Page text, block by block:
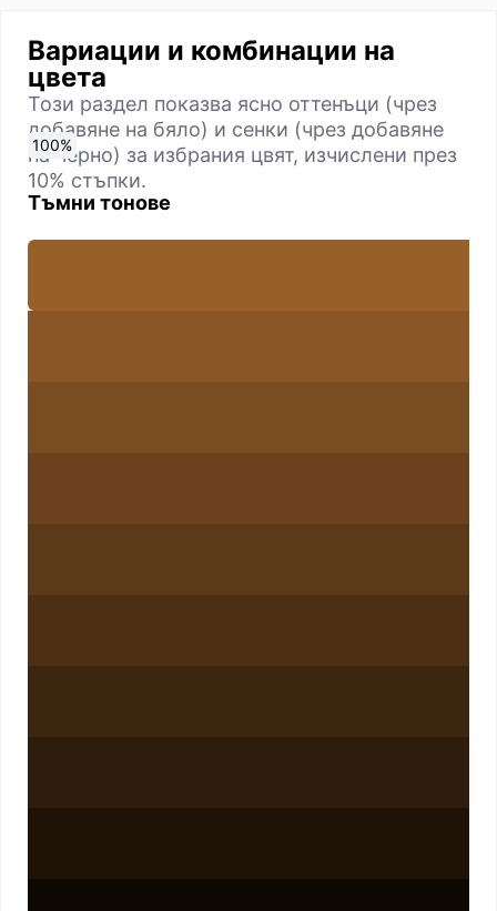
Вариации и комбинации на
цвета
Този раздел показва ясно оттенъци (чрез
добавяне на бяло) и сенки (чрез добавяне
на черно) за избрания цвят, изчислени през
10% стъпки.
Тъмни тонове
0%
10%
20%
30%
40%
50%
60%
70%
80%
90%
100%